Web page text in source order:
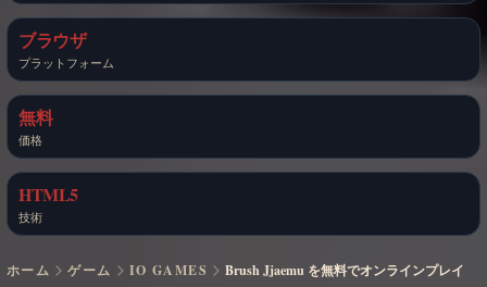
ブラウザ
プラットフォーム
無料
価格
HTML5
技術
ホーム ゲーム IO GAMES Brush Jjaemu を無料でオンラインプレイ